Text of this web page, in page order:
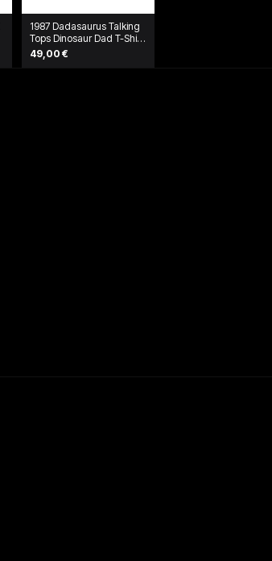
1987 Dadasaurus Talking
Tops Dinosaur Dad T-Shirt
Weiß
49,00 €